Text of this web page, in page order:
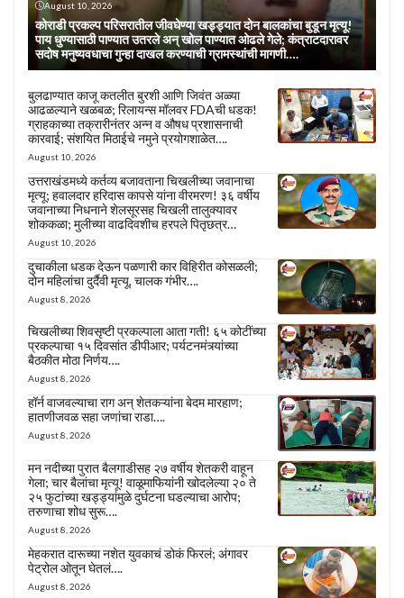
August 10, 2026
कोराडी प्रकल्प परिसरातील जीवघेण्या खड्ड्यात दोन बालकांचा बुडून मृत्यू!
पाय धुण्यासाठी पाण्यात उतरले अन् खोल पाण्यात ओढले गेले; कंत्राटदारावर
सदोष मनुष्यवधाचा गुन्हा दाखल करण्याची ग्रामस्थांची मागणी….
बुलढाण्यात काजू कतलीत बुरशी आणि जिवंत अळ्या
आढळल्याने खळबळ; रिलायन्स मॉलवर FDAची धडक!
ग्राहकाच्या तक्रारीनंतर अन्न व औषध प्रशासनाची
कारवाई; संशयित मिठाईचे नमुने प्रयोगशाळेत….
August 10, 2026
उत्तराखंडमध्ये कर्तव्य बजावताना चिखलीच्या जवानाचा
मृत्यू; हवालदार हरिदास कापसे यांना वीरमरण! ३६ वर्षीय
जवानाच्या निधनाने शेलसूरसह चिखली तालुक्यावर
शोककळा; मुलीच्या वाढदिवशीच हरपले पितृछत्र…
August 10, 2026
दुचाकीला धडक देऊन पळणारी कार विहिरीत कोसळली;
दोन महिलांचा दुर्दैवी मृत्यू, चालक गंभीर….
August 8, 2026
चिखलीच्या शिवसृष्टी प्रकल्पाला आता गती! ६५ कोटींच्या
प्रकल्पाचा १५ दिवसांत डीपीआर; पर्यटनमंत्र्यांच्या
बैठकीत मोठा निर्णय….
August 8, 2026
हॉर्न वाजवल्याचा राग अन् शेतकऱ्यांना बेदम मारहाण;
हातणीजवळ सहा जणांचा राडा….
August 8, 2026
मन नदीच्या पुरात बैलगाडीसह २७ वर्षीय शेतकरी वाहून
गेला; चार बैलांचा मृत्यू! वाळूमाफियांनी खोदलेल्या २० ते
२५ फुटांच्या खड्ड्यांमुळे दुर्घटना घडल्याचा आरोप;
तरुणाचा शोध सुरू….
August 8, 2026
मेहकरात दारूच्या नशेत युवकाचं डोकं फिरलं; अंगावर
पेट्रोल ओतून घेतलं….
August 8, 2026